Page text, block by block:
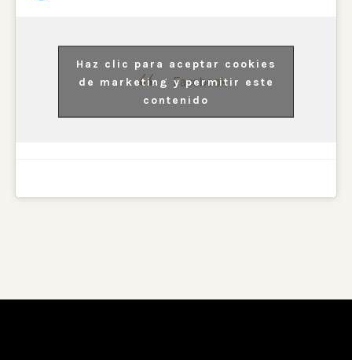
Facebook
Haz clic para aceptar cookies
de marketing y permitir este
contenido